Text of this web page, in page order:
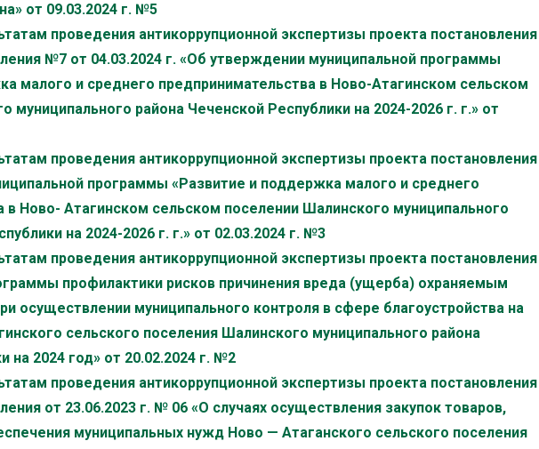
от 09.03.2024 г. №5
проведения антикоррупционной экспертизы проекта постановления
№7 от 04.03.2024 г. «Об утверждении муниципальной программы
малого и среднего предпринимательства в Ново-Атагинском сельском
муниципального района Чеченской Республики на 2024-2026 г. г.» от
проведения антикоррупционной экспертизы проекта постановления
программы «Развитие и поддержка малого и среднего
в Ново- Атагинском сельском поселении Шалинского муниципального
на 2024-2026 г. г.» от 02.03.2024 г. №3
проведения антикоррупционной экспертизы проекта постановления
профилактики рисков причинения вреда (ущерба) охраняемым
осуществлении муниципального контроля в сфере благоустройства на
сельского поселения Шалинского муниципального района
на 2024 год» от 20.02.2024 г. №2
проведения антикоррупционной экспертизы проекта постановления
от 23.06.2023 г. № 06 «О случаях осуществления закупок товаров,
муниципальных нужд Ново — Атаганского сельского поселения